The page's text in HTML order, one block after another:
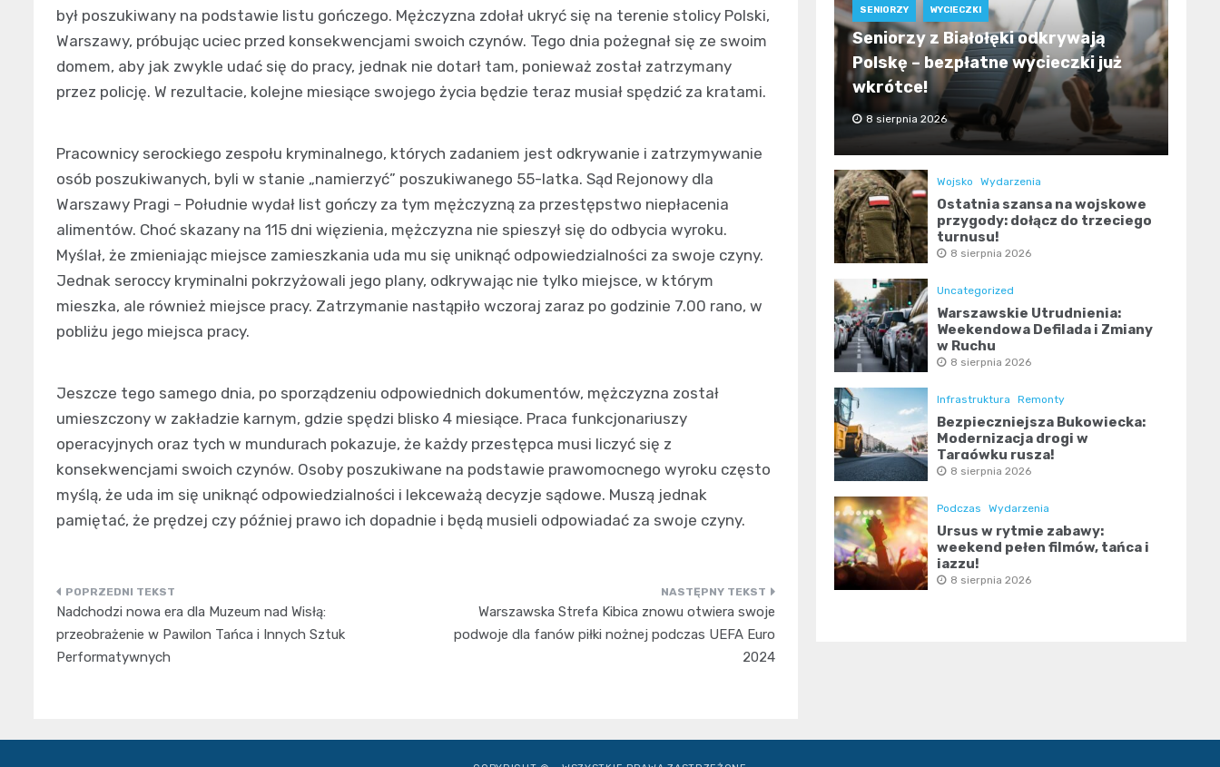
był poszukiwany na podstawie listu gończego. Mężczyzna zdołał ukryć się na terenie stolicy Polski,
Warszawy, próbując uciec przed konsekwencjami swoich czynów. Tego dnia pożegnał się ze swoim
domem, aby jak zwykle udać się do pracy, jednak nie dotarł tam, ponieważ został zatrzymany
przez policję. W rezultacie, kolejne miesiące swojego życia będzie teraz musiał spędzić za kratami.
Pracownicy serockiego zespołu kryminalnego, których zadaniem jest odkrywanie i zatrzymywanie
osób poszukiwanych, byli w stanie „namierzyć” poszukiwanego 55-latka. Sąd Rejonowy dla
Warszawy Pragi – Południe wydał list gończy za tym mężczyzną za przestępstwo niepłacenia
alimentów. Choć skazany na 115 dni więzienia, mężczyzna nie spieszył się do odbycia wyroku.
Myślał, że zmieniając miejsce zamieszkania uda mu się uniknąć odpowiedzialności za swoje czyny.
Jednak seroccy kryminalni pokrzyżowali jego plany, odkrywając nie tylko miejsce, w którym
mieszka, ale również miejsce pracy. Zatrzymanie nastąpiło wczoraj zaraz po godzinie 7.00 rano, w
pobliżu jego miejsca pracy.
Jeszcze tego samego dnia, po sporządzeniu odpowiednich dokumentów, mężczyzna został
umieszczony w zakładzie karnym, gdzie spędzi blisko 4 miesiące. Praca funkcjonariuszy
operacyjnych oraz tych w mundurach pokazuje, że każdy przestępca musi liczyć się z
konsekwencjami swoich czynów. Osoby poszukiwane na podstawie prawomocnego wyroku często
myślą, że uda im się uniknąć odpowiedzialności i lekceważą decyzje sądowe. Muszą jednak
pamiętać, że prędzej czy później prawo ich dopadnie i będą musieli odpowiadać za swoje czyny.
Nawigacja
wpisu
Nadchodzi nowa era dla Muzeum nad Wisłą:
przeobrażenie w Pawilon Tańca i Innych Sztuk
Performatywnych
Warszawska Strefa Kibica znowu otwiera swoje
podwoje dla fanów piłki nożnej podczas UEFA Euro
2024
SENIORZY WYCIECZKI
Seniorzy z Białołęki odkrywają
Polskę – bezpłatne wycieczki już
wkrótce!
8 sierpnia 2026
Wojsko Wydarzenia
Ostatnia szansa na wojskowe
przygody: dołącz do trzeciego
turnusu!
8 sierpnia 2026
Uncategorized
Warszawskie Utrudnienia:
Weekendowa Defilada i Zmiany
w Ruchu
8 sierpnia 2026
Infrastruktura Remonty
Bezpieczniejsza Bukowiecka:
Modernizacja drogi w
Targówku rusza!
8 sierpnia 2026
Podczas Wydarzenia
Ursus w rytmie zabawy:
weekend pełen filmów, tańca i
jazzu!
8 sierpnia 2026